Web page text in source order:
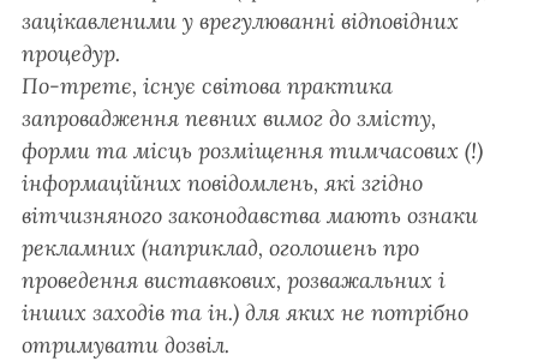
зацікавленими у врегулюванні відповідних
процедур.
По-третє, існує світова практика
запровадження певних вимог до змісту,
форми та місць розміщення тимчасових (!)
інформаційних повідомлень, які згідно
вітчизняного законодавства мають ознаки
рекламних (наприклад, оголошень про
проведення виставкових, розважальних і
інших заходів та ін.) для яких не потрібно
отримувати дозвіл.